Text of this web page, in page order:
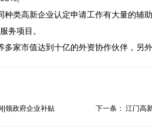
种类高新企业认定申请工作有大量的辅
务项目。
多家市值达到十亿的外资协作伙伴，另
|领政府企业补贴 下一条： 江门高